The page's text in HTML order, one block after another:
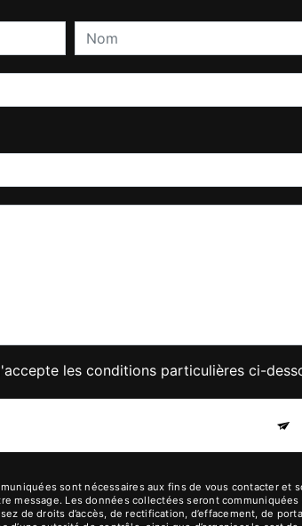
les conditions particulières ci-
sont nécessaires aux fins de vous contacter
message. Les données collectées seront
de droits d’accès, de rectification, d’effacement, de